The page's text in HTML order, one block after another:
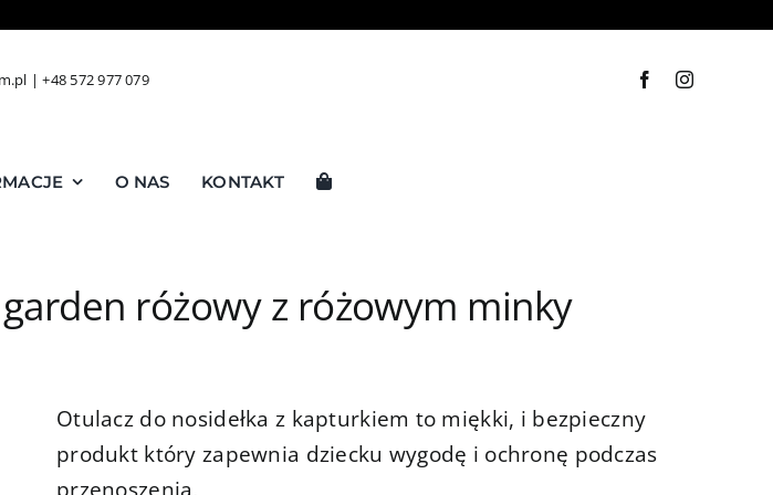
|+48 572 977 079
O NAS KONTAKT
różowy z różowym minky
Otulacz do nosidełka z kapturkiem to miękki, i bezpieczny
produkt który zapewnia dziecku wygodę i ochronę podczas